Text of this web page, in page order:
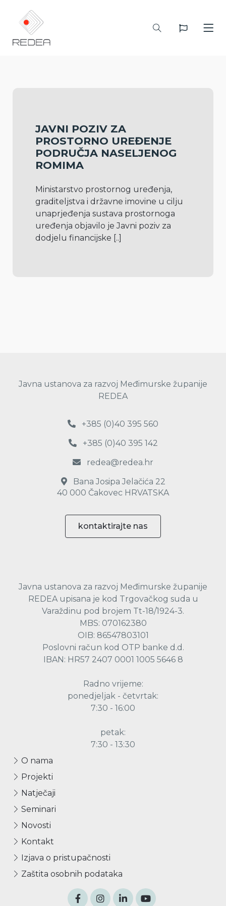
JAVNI POZIV ZA
PROSTORNO UREĐENJE
PODRUČJA NASELJENOG
ROMIMA
Ministarstvo prostornog uređenja,
graditeljstva i državne imovine u cilju
unaprjeđenja sustava prostornoga
uređenja objavilo je Javni poziv za
dodjelu financijske [..]
Javna ustanova za razvoj Međimurske županije
REDEA
+385 (0)40 395 560
+385 (0)40 395 142
redea@redea.hr
Bana Josipa Jelačića 22
40 000 Čakovec HRVATSKA
kontaktirajte nas
Javna ustanova za razvoj Međimurske županije
REDEA upisana je kod Trgovačkog suda u
Varaždinu pod brojem Tt-18/1924-3.
MBS: 070162380
OIB: 86547803101
Poslovni račun kod OTP banke d.d.
IBAN: HR57 2407 0001 1005 5646 8
Radno vrijeme:
ponedjeljak - četvrtak:
7:30 - 16:00
petak:
7:30 - 13:30
O nama
Projekti
Natječaji
Seminari
Novosti
Kontakt
Izjava o pristupačnosti
Zaštita osobnih podataka